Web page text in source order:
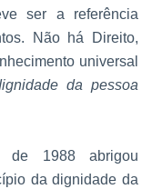
ser a referência
Não há Direito,
universal
da pessoa
de 1988 abrigou
da dignidade da